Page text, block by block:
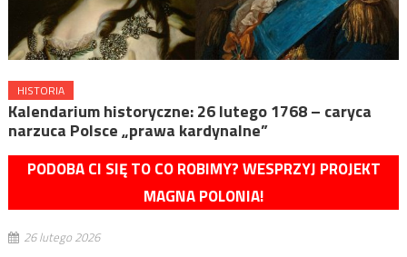
HISTORIA
Kalendarium historyczne: 26 lutego 1768 – caryca
narzuca Polsce „prawa kardynalne”
PODOBA CI SIĘ TO CO ROBIMY? WESPRZYJ PROJEKT
MAGNA POLONIA!
26 lutego 2026